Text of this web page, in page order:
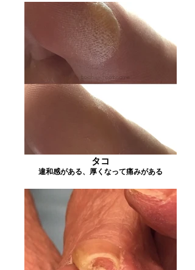
タコ
違和感がある、厚くなって痛みがある